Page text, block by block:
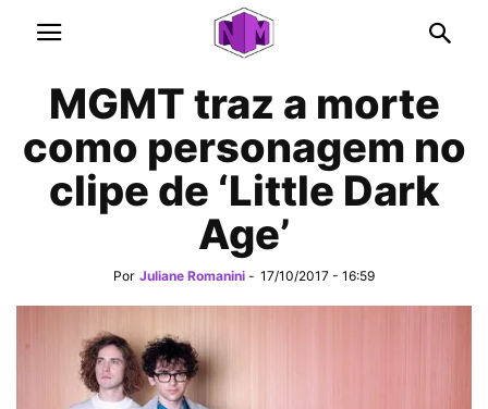
MGMT traz a morte
como personagem no
clipe de ‘Little Dark
Age’
Por Juliane Romanini - 17/10/2017 - 16:59